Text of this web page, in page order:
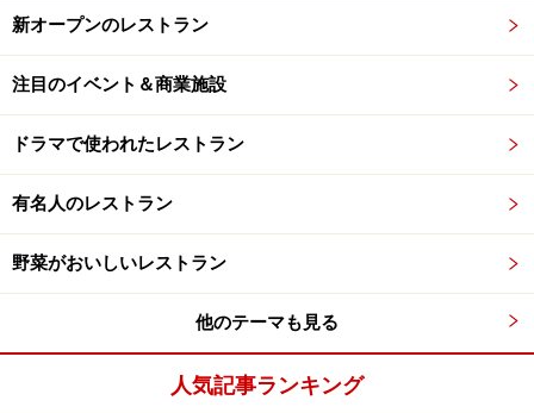
新オープンのレストラン
注目のイベント＆商業施設
ドラマで使われたレストラン
有名人のレストラン
野菜がおいしいレストラン
他のテーマも見る
人気記事ランキング